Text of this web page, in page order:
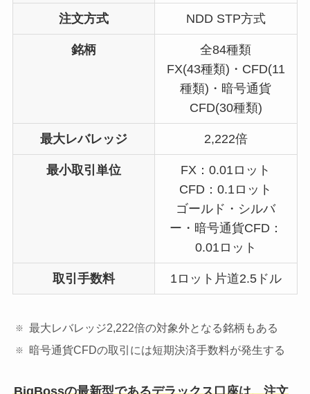
注文方式 NDD STP方式
銘柄
全84種類
FX(43種類)・CFD(11
種類)・暗号通貨
CFD(30種類)
最大レバレッジ 2,222倍
最小取引単位
FX：0.01ロット
CFD：0.1ロット
ゴールド・シルバ
ー・暗号通貨CFD：
0.01ロット
取引手数料 1ロット片道2.5ドル
最大レバレッジ2,222倍の対象外となる銘柄もある
暗号通貨CFDの取引には短期決済手数料が発生する